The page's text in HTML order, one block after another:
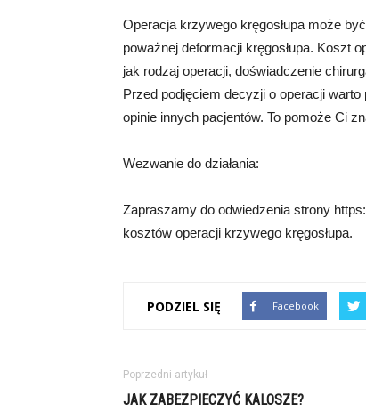
Operacja krzywego kręgosłupa może
poważnej deformacji kręgosłupa. Koszt
jak rodzaj operacji, doświadczenie
Przed podjęciem decyzji o operacji
opinie innych pacjentów. To pomoże Ci
Wezwanie do działania:
Zapraszamy do odwiedzenia strony
kosztów operacji krzywego kręgosłupa.
PODZIEL SIĘ Facebook
Poprzedni artykuł
JAK ZABEZPIECZYĆ KALOSZE?